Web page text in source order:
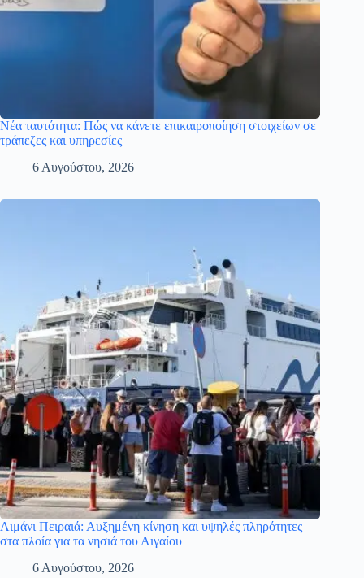
Νέα ταυτότητα: Πώς να κάνετε επικαιροποίηση στοιχείων σε
τράπεζες και υπηρεσίες
6 Αυγούστου, 2026
Λιμάνι Πειραιά: Αυξημένη κίνηση και υψηλές πληρότητες
στα πλοία για τα νησιά του Αιγαίου
6 Αυγούστου, 2026